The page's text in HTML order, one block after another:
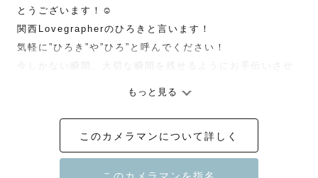
とうございます！☺️
関西Lovegrapherのひろきと言います！
気軽に”ひろき”や”ひろ”と呼んでください！
今しかない瞬間、大切な瞬間を残せるようにお手伝いさせ
【ひろきってどんな人？】
大阪府出身／在住
根っからの関西人です！
もっと見る
このカメラマンについて詳しく